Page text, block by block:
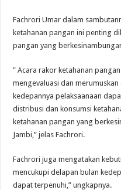
Fachrori Umar dalam
ketahanan pangan ini penting
pangan yang
” Acara rakor ketahanan
mengevaluasi dan
kedepannya pelaksaanaan
distribusi dan konsumsi
ketahanan pangan yang
Jambi,” jelas Fachrori.
Fachrori juga mengatakan
mencukupi delapan bulan
dapat terpenuhi,” ungkapnya.